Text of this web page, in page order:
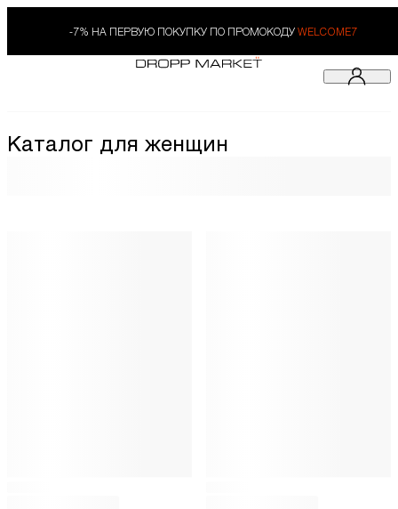
-7% НА ПЕРВУЮ ПОКУПКУ ПО ПРОМОКОДУ WELCOME7
Каталог для женщин